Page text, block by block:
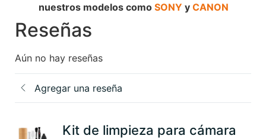
nuestros modelos como SONY y CANON
Reseñas
Aún no hay reseñas
Agregar una reseña
Kit de limpieza para cámara